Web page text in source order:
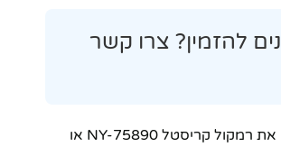
להזמין? צרו קשר
רוצים להזמין את רמקול קריסטל NY-75890 או